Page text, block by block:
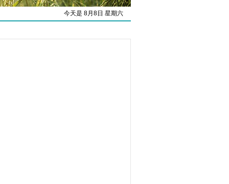
今天是 8月8日 星期六